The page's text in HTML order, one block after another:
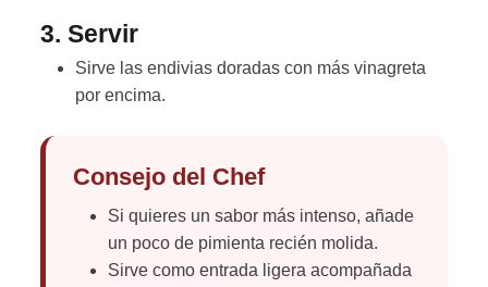
3. Servir
Sirve las endivias doradas con más vinagreta
por encima.
Consejo del Chef
Si quieres un sabor más intenso, añade
un poco de pimienta recién molida.
Sirve como entrada ligera acompañada